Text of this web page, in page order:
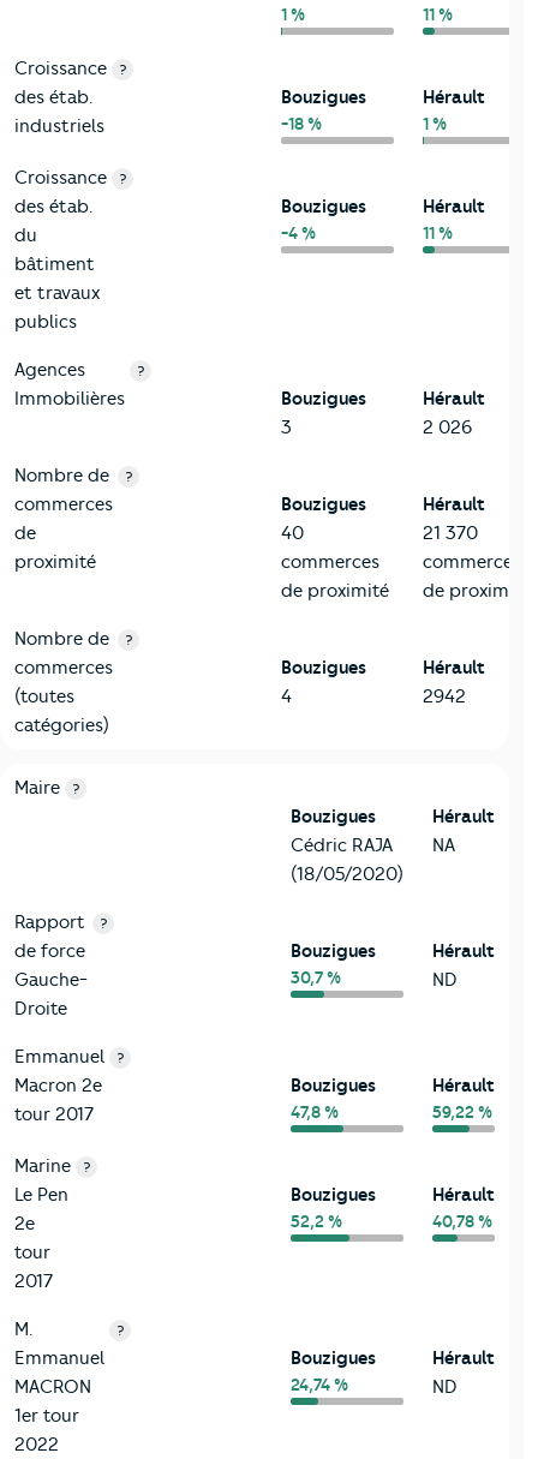
1 % 11 %
Croissance
des étab.
industriels
?
Bouzigues
-18 %
Hérault
1 %
Croissance
des étab.
du
bâtiment
et travaux
publics
?
Bouzigues
-4 %
Hérault
11 %
Agences
Immobilières
?
Bouzigues
3
Hérault
2 026
Nombre de
commerces
de
proximité
?
Bouzigues
40
commerces
de proximité
Hérault
21 370
commerces
de proximité
Nombre de
commerces
(toutes
catégories)
?
Bouzigues
4
Hérault
2942
6-Politique
Critères
Maire ?
Bouzigues
Cédric RAJA
(18/05/2020)
Hérault
NA
Rapport
de force
Gauche-
Droite
?
Bouzigues
30,7 %
Hérault
ND
Emmanuel
Macron 2e
tour 2017
?
Bouzigues
47,8 %
Hérault
59,22 %
Marine
Le Pen
2e
tour
2017
?
Bouzigues
52,2 %
Hérault
40,78 %
M.
Emmanuel
MACRON
1er tour
2022
?
Bouzigues
24,74 %
Hérault
ND